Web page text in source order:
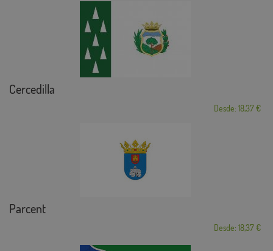
Cercedilla
Desde: 18,37 €
Parcent
Desde: 18,37 €